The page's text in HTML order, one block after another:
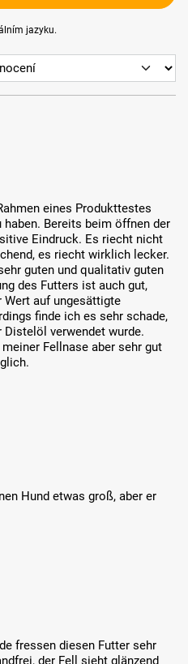
jazyku.
eines Produkttestes
Bereits beim öffnen der
Eindruck. Es riecht nicht
es riecht wirklich lecker.
guten und qualitativ guten
des Futters ist auch gut,
Wert auf ungesättigte
finde ich es sehr schade,
verwendet wurde.
Fellnase aber sehr gut
Hund etwas groß, aber er
fressen diesen Futter sehr
der Fell sieht glänzend